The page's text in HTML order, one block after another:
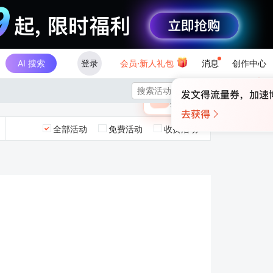
AI 搜索 登录 会员·新人礼包 消息 创作中心
×
🎁 未登录
登录领取最高

全部活动 免费活动 收费活动